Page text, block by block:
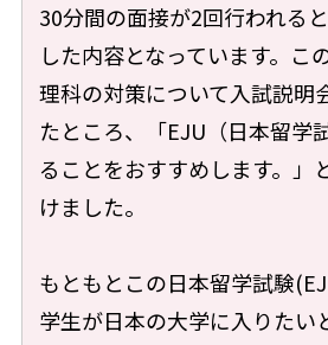
30分間の面接が2回行われる
した内容となっています。こ
理科の対策について入試説明
たところ、「EJU（日本留学
ることをおすすめします。」
けました。
もともとこの日本留学試験
学生が日本の大学に入りたい